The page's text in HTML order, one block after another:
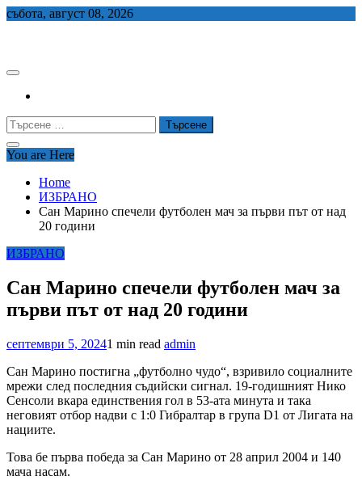
Skip
събота, август 08, 2026
Търсене
за:
You are Here
Home
ИЗБРАНО
Сан Марино спечели футболен мач за първи път от над
20 години
ИЗБРАНО
Сан Марино спечели футболен мач за
първи път от над 20 години
септември 5, 20241 min read admin
Сан Марино постигна „футболно чудо“, взривило социалните
мрежи след последния съдийски сигнал. 19-годишният Нико
Сенсоли вкара единствения гол в 53-ата минута и така
неговият отбор надви с 1:0 Гибралтар в група D1 от Лигата на
нациите.
Това бе първа победа за Сан Марино от 28 април 2004 и 140
мача насам.